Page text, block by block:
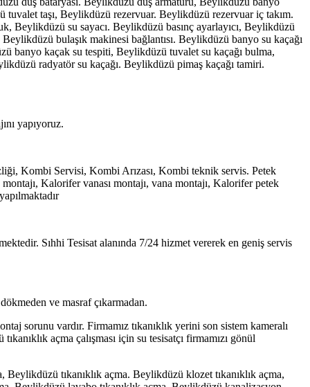
tuvalet taşı, Beylikdüzü rezervuar. Beylikdüzü rezervuar iç takım.
Beylikdüzü su sayacı. Beylikdüzü basınç ayarlayıcı, Beylikdüzü
bulaşık makinesi bağlantısı. Beylikdüzü banyo su kaçağı
banyo kaçak su tespiti, Beylikdüzü tuvalet su kaçağı bulma,
radyatör su kaçağı. Beylikdüzü pimaş kaçağı tamiri.
yapıyoruz.
Kombi Servisi, Kombi Arızası, Kombi teknik servis. Petek
Kalorifer vanası montajı, vana montajı, Kalorifer petek
Sıhhi Tesisat alanında 7/24 hizmet vererek en geniş servis
ve masraf çıkarmadan.
sorunu vardır. Firmamız tıkanıklık yerini son sistem kameralı
açma çalışması için su tesisatçı firmamızı gönül
tıkanıklık açma. Beylikdüzü klozet tıkanıklık açma,